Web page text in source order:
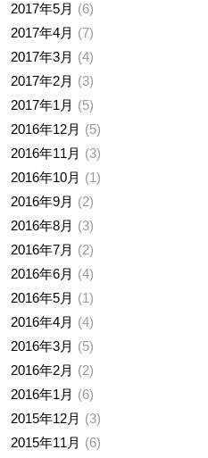
2017年5月
6
2017年4月
7
2017年3月
4
2017年2月
3
2017年1月
5
2016年12月
5
2016年11月
3
2016年10月
1
2016年9月
2
2016年8月
3
2016年7月
2
2016年6月
4
2016年5月
1
2016年4月
4
2016年3月
5
2016年2月
2
2016年1月
6
2015年12月
3
2015年11月
6